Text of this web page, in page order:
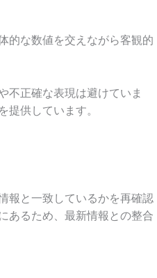
的な数値を交えながら客観的
不正確な表現は避けていま
供しています。
報と一致しているかを再確認
あるため、最新情報との整合